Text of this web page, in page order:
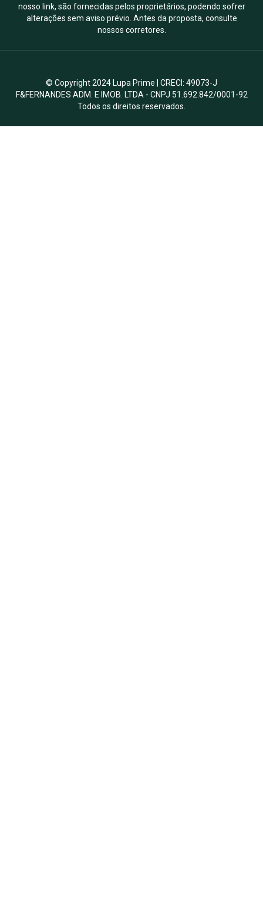
nosso link, são fornecidas pelos proprietários, podendo sofrer
alterações sem aviso prévio. Antes da proposta, consulte
nossos corretores.
© Copyright 2024 Lupa Prime | CRECI: 49073-J
F&FERNANDES ADM. E IMOB. LTDA - CNPJ 51.692.842/0001-92
Todos os direitos reservados.